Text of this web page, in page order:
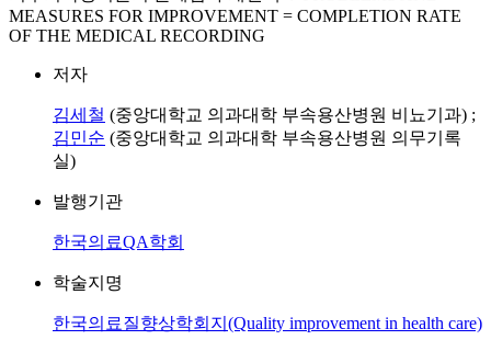
MEASURES FOR IMPROVEMENT = COMPLETION RATE
OF THE MEDICAL RECORDING
저자
김세철 (중앙대학교 의과대학 부속용산병원 비뇨기과) ;
김민순 (중앙대학교 의과대학 부속용산병원 의무기록
실)
발행기관
한국의료QA학회
학술지명
한국의료질향상학회지(Quality improvement in health care)